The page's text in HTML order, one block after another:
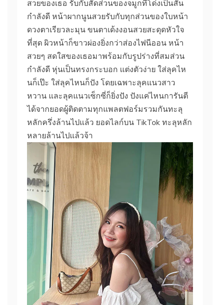
สวยของเธอ รับกับสัดส่วนของจมูกที่โด่งเป็นสัน
กำลังดี หน้าผากนูนสวยรับกับทุกส่วนของใบหน้า
ดวงตาเรียวละมุน ขนตาเด้งงอนสวยสะดุดหัวใจ
ที่สุด ผิวหน้าก็ขาวผ่องยิ่งกว่าส่องไฟนีออน หน้า
สวยๆ สดใสของเธอมาพร้อมกับรูปร่างที่สมส่วน
กำลังดี หุ่นเป็นทรงกระบอก แต่งตัวง่าย ใส่ลุคไห
นก็เป๊ะ ใส่ลุคไหนก็ปัง โดยเฉพาะลุคแนวสาว
หวาน และลุคแนวเซ็กซี่ก็ยิ่งปัง ปังแค่ไหนการันตี
ได้จากยอดผู้ติดตามทุกแพลตฟอร์มรวมกันทะลุ
หลักครึ่งล้านไปแล้ว ยอดไลก์บน TikTok ทะลุหลัก
หลายล้านไปแล้วจ้า